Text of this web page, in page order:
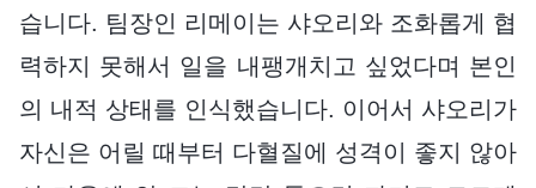
습니다. 팀장인 리메이는 샤오리와 조화롭게 협
력하지 못해서 일을 내팽개치고 싶었다며 본인
의 내적 상태를 인식했습니다. 이어서 샤오리가
자신은 어릴 때부터 다혈질에 성격이 좋지 않아